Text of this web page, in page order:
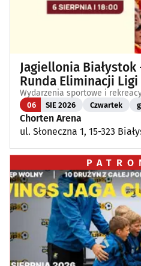
Jagiellonia Białystok
Runda Eliminacji Ligi
Wydarzenia sportowe i
06 SIE 2026 Czwartek
Chorten Arena
ul. Słoneczna 1, 15-323